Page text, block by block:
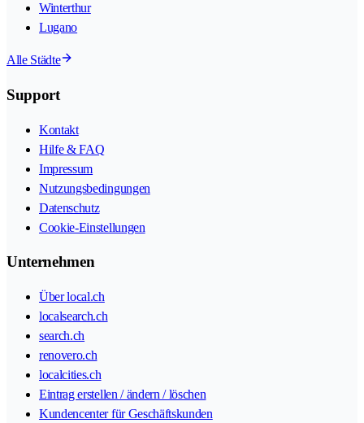
Winterthur
Lugano
Alle Städte
Support
Kontakt
Hilfe & FAQ
Impressum
Nutzungsbedingungen
Datenschutz
Cookie-Einstellungen
Unternehmen
Über local.ch
localsearch.ch
search.ch
renovero.ch
localcities.ch
Eintrag erstellen / ändern / löschen
Kundencenter für Geschäftskunden